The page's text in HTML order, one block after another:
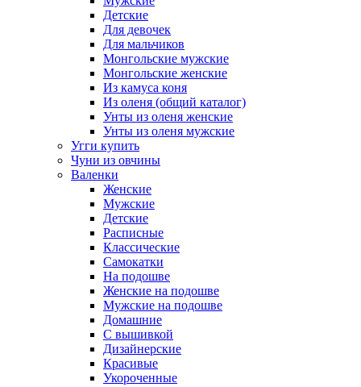
Детские
Для девочек
Для мальчиков
Монгольские мужские
Монгольские женские
Из камуса коня
Из оленя (общий каталог)
Унты из оленя женские
Унты из оленя мужские
Угги купить
Чуни из овчины
Валенки
Женские
Мужские
Детские
Расписные
Классические
Самокатки
На подошве
Женские на подошве
Мужские на подошве
Домашние
С вышивкой
Дизайнерские
Красивые
Укороченные